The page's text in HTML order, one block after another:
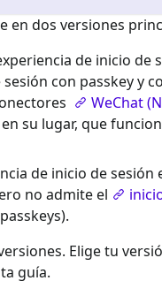
en dos versiones
de inicio de
con passkey y
WeChat
en su lugar, que
de inicio de
no admite el
Elige tu
guía.